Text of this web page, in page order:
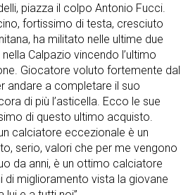
piazza il colpo Antonio Fucci.
fortissimo di testa, cresciuto
ha militato nelle ultime due
Calpazio vincendo l’ultimo
Giocatore voluto fortemente dal
andare a completare il suo
di più l’asticella. Ecco le sue
di questo ultimo acquisto.
calciatore eccezionale è un
serio, valori che per me vengono
da anni, è un ottimo calciatore
di miglioramento vista la giovane